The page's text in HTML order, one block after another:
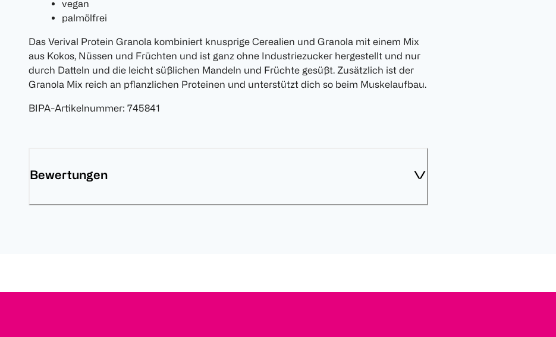
vegan
palmölfrei
Das Verival Protein Granola kombiniert knusprige Cerealien und Granola mit einem Mix
aus Kokos, Nüssen und Früchten und ist ganz ohne Industriezucker hergestellt und nur
durch Datteln und die leicht süßlichen Mandeln und Früchte gesüßt. Zusätzlich ist der
Granola Mix reich an pflanzlichen Proteinen und unterstützt dich so beim Muskelaufbau.
BIPA-Artikelnummer: 745841
Bewertungen